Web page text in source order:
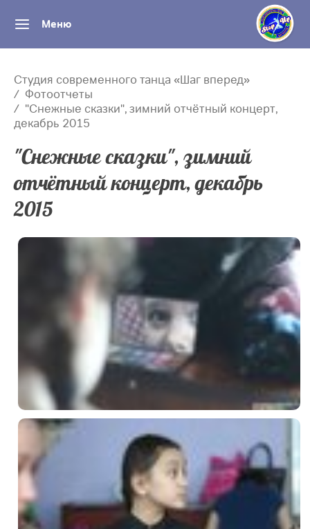
Меню
Студия современного танца «Шаг вперед»
Фотоотчеты
"Снежные сказки", зимний отчётный концерт,
декабрь 2015
"Снежные сказки", зимний
отчётный концерт, декабрь
2015